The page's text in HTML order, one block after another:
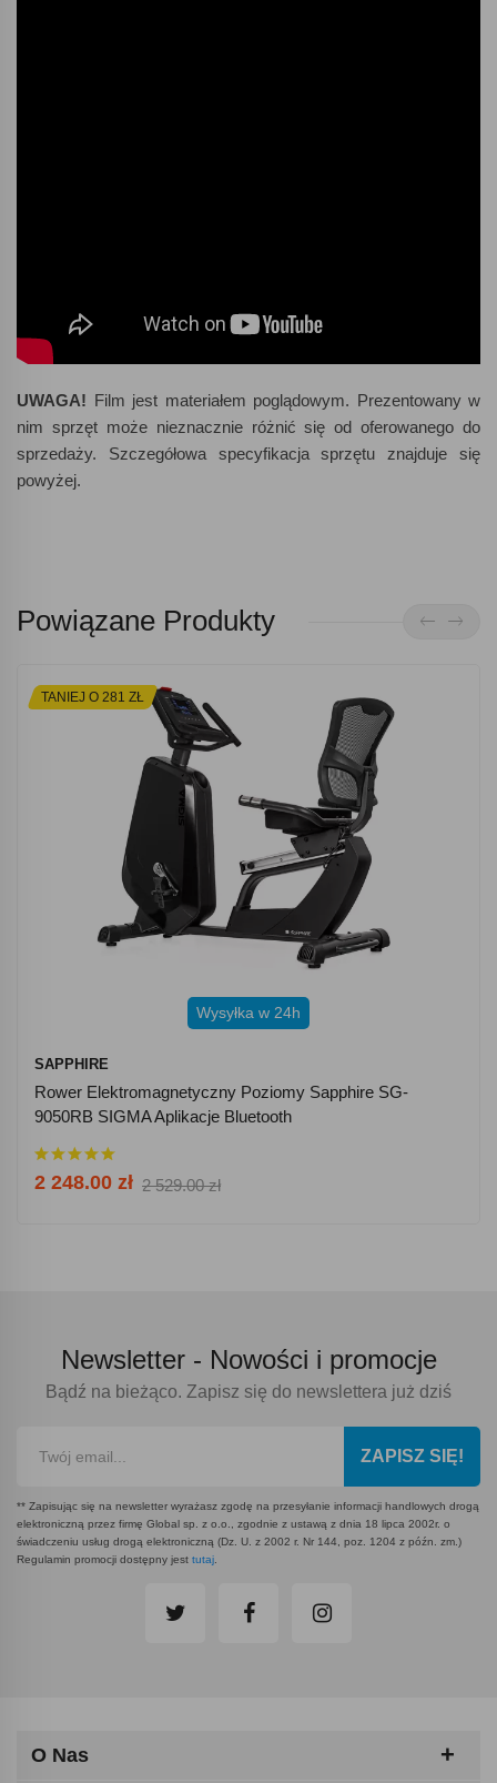
UWAGA! Film jest materiałem poglądowym. Prezentowany w
nim sprzęt może nieznacznie różnić się od oferowanego do
sprzedaży. Szczegółowa specyfikacja sprzętu znajduje się
powyżej.
Powiązane Produkty
TANIEJ O 281 ZŁ
Wysyłka w 24h
SAPPHIRE
Rower Elektromagnetyczny Poziomy Sapphire SG-
9050RB SIGMA Aplikacje Bluetooth
2 248.00 zł 2 529.00 zł
Newsletter - Nowości i promocje
Bądź na bieżąco. Zapisz się do newslettera już dziś
ZAPISZ SIĘ!
** Zapisując się na newsletter wyrażasz zgodę na przesyłanie informacji handlowych drogą
elektroniczną przez firmę Global sp. z o.o., zgodnie z ustawą z dnia 18 lipca 2002r. o
świadczeniu usług drogą elektroniczną (Dz. U. z 2002 r. Nr 144, poz. 1204 z późn. zm.)
Regulamin promocji dostępny jest tutaj
O Nas